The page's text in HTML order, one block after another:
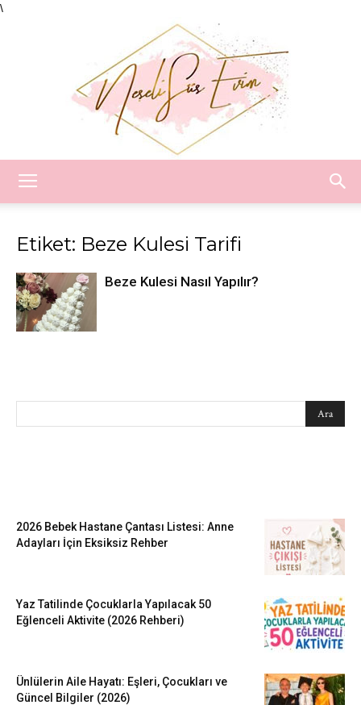
\
Etiket: Beze Kulesi Tarifi
Beze Kulesi Nasıl Yapılır?
2026 Bebek Hastane Çantası Listesi: Anne
Adayları İçin Eksiksiz Rehber
Yaz Tatilinde Çocuklarla Yapılacak 50
Eğlenceli Aktivite (2026 Rehberi)
Ünlülerin Aile Hayatı: Eşleri, Çocukları ve
Güncel Bilgiler (2026)